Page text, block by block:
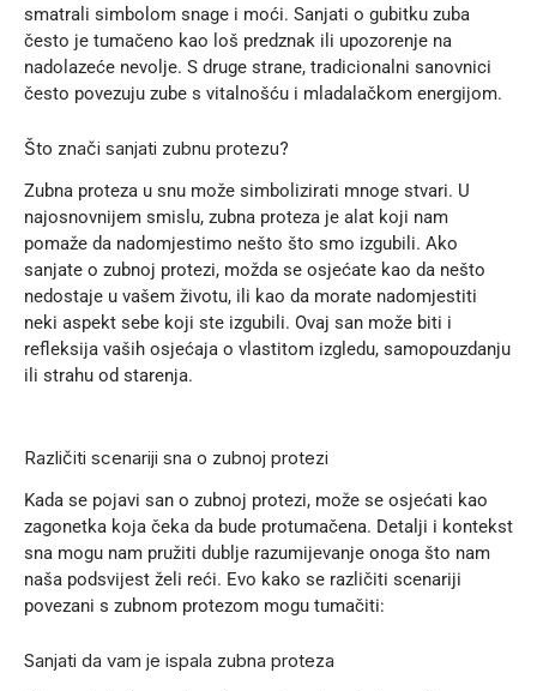
smatrali simbolom snage i moći. Sanjati o gubitku zuba
često je tumačeno kao loš predznak ili upozorenje na
nadolazeće nevolje. S druge strane, tradicionalni sanovnici
često povezuju zube s vitalnošću i mladalačkom energijom.
Što znači sanjati zubnu protezu?
Zubna proteza u snu može simbolizirati mnoge stvari. U
najosnovnijem smislu, zubna proteza je alat koji nam
pomaže da nadomjestimo nešto što smo izgubili. Ako
sanjate o zubnoj protezi, možda se osjećate kao da nešto
nedostaje u vašem životu, ili kao da morate nadomjestiti
neki aspekt sebe koji ste izgubili. Ovaj san može biti i
refleksija vaših osjećaja o vlastitom izgledu, samopouzdanju
ili strahu od starenja.
Različiti scenariji sna o zubnoj protezi
Kada se pojavi san o zubnoj protezi, može se osjećati kao
zagonetka koja čeka da bude protumačena. Detalji i kontekst
sna mogu nam pružiti dublje razumijevanje onoga što nam
naša podsvijest želi reći. Evo kako se različiti scenariji
povezani s zubnom protezom mogu tumačiti:
Sanjati da vam je ispala zubna proteza